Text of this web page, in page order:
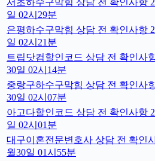
서초하수구막힘 상담 전 확인사항
일 02시29분
은평하수구막힘 상담 전 확인사항
일 02시21분
트립닷컴할인코드 상담 전 확인사
30일 02시14분
중랑구하수구막힘 상담 전 확인사
30일 02시07분
아고다할인코드 상담 전 확인사항
일 02시01분
대구이혼전문변호사 상담 전 확인
월30일 01시55분